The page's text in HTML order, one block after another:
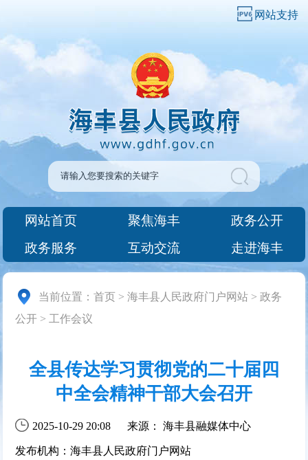
网站支持
网站首页 聚焦海丰
政务公开
政务服务
互动交流 走进海丰
当前位置：首页 >海丰县人民政府门户网站 >政务
公开 > 工作会议
全县传达学习贯彻党的二十届四
中全会精神干部大会召开
2025-10-29 20:08 来源： 海丰县融媒体中心
发布机构：海丰县人民政府门户网站